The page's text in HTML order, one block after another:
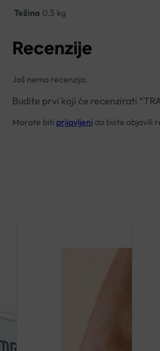
Težina 0.5 kg
Recenzije
Još nema recenzija.
Budite prvi koji će recenzirati
Morate biti prijavljeni da biste objavili